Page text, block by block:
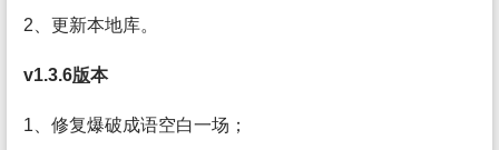
2、更新本地库。
v1.3.6版本
1、修复爆破成语空白一场；